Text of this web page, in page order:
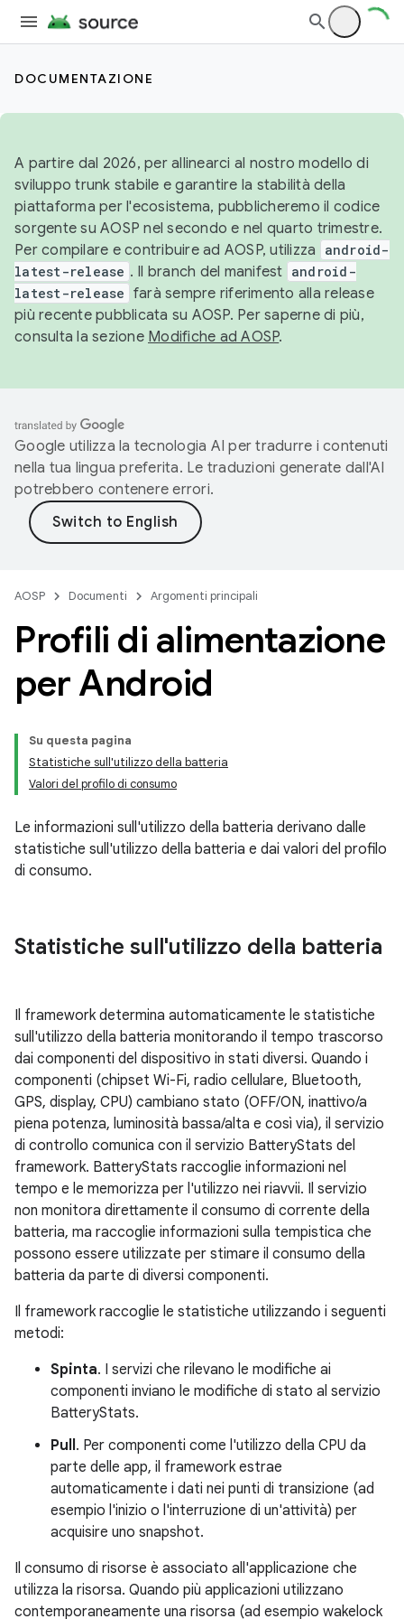
DOCUMENTAZIONE
A partire dal 2026, per allinearci al nostro modello di
sviluppo trunk stabile e garantire la stabilità della
piattaforma per l'ecosistema, pubblicheremo il codice
sorgente su AOSP nel secondo e nel quarto trimestre.
Per compilare e contribuire ad AOSP, utilizza
android-
latest-release . Il branch del manifest android-
latest-release farà sempre riferimento alla release
più recente pubblicata su AOSP. Per saperne di più,
consulta la sezione Modifiche ad AOSP.
Google utilizza la tecnologia AI per tradurre i contenuti
nella tua lingua preferita. Le traduzioni generate dall'AI
potrebbero contenere errori.
AOSP Documenti Argomenti principali
Profili di alimentazione
per Android
Su questa pagina
Statistiche sull'utilizzo della batteria
Valori del profilo di consumo
Le informazioni sull'utilizzo della batteria derivano dalle
statistiche sull'utilizzo della batteria e dai valori del profilo
di consumo.
Statistiche sull'utilizzo della batteria
Il framework determina automaticamente le statistiche
sull'utilizzo della batteria monitorando il tempo trascorso
dai componenti del dispositivo in stati diversi. Quando i
componenti (chipset Wi-Fi, radio cellulare, Bluetooth,
GPS, display, CPU) cambiano stato (OFF/ON, inattivo/a
piena potenza, luminosità bassa/alta e così via), il servizio
di controllo comunica con il servizio BatteryStats del
framework. BatteryStats raccoglie informazioni nel
tempo e le memorizza per l'utilizzo nei riavvii. Il servizio
non monitora direttamente il consumo di corrente della
batteria, ma raccoglie informazioni sulla tempistica che
possono essere utilizzate per stimare il consumo della
batteria da parte di diversi componenti.
Il framework raccoglie le statistiche utilizzando i seguenti
metodi:
Spinta. I servizi che rilevano le modifiche ai
componenti inviano le modifiche di stato al servizio
BatteryStats.
Pull. Per componenti come l'utilizzo della CPU da
parte delle app, il framework estrae
automaticamente i dati nei punti di transizione (ad
esempio l'inizio o l'interruzione di un'attività) per
acquisire uno snapshot.
Il consumo di risorse è associato all'applicazione che
utilizza la risorsa. Quando più applicazioni utilizzano
contemporaneamente una risorsa (ad esempio wakelock